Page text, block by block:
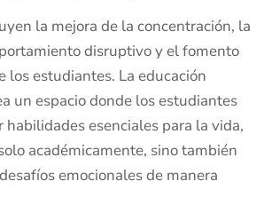
la mejora de la concentración, la
disruptivo y el fomento
los estudiantes. La educación
un espacio donde los estudiantes
esenciales para la vida,
académicamente, sino también
emocionales de manera